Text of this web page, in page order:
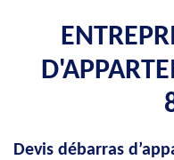
Devis débarras